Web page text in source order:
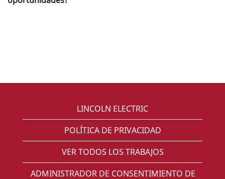
LINCOLN ELECTRIC
POLÍTICA DE PRIVACIDAD
VER TODOS LOS TRABAJOS
ADMINISTRADOR DE CONSENTIMIENTO DE